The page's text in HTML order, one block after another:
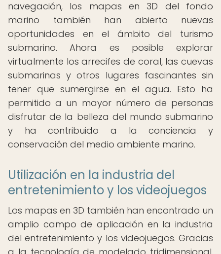
navegación, los mapas en 3D del fondo
marino también han abierto nuevas
oportunidades en el ámbito del turismo
submarino. Ahora es posible explorar
virtualmente los arrecifes de coral, las cuevas
submarinas y otros lugares fascinantes sin
tener que sumergirse en el agua. Esto ha
permitido a un mayor número de personas
disfrutar de la belleza del mundo submarino
y ha contribuido a la conciencia y
conservación del medio ambiente marino.
Utilización en la industria del
entretenimiento y los videojuegos
Los mapas en 3D también han encontrado un
amplio campo de aplicación en la industria
del entretenimiento y los videojuegos. Gracias